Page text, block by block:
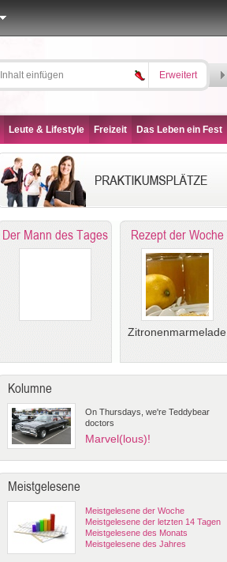
Erweitert
Leute & Lifestyle Freizeit Das Leben ein Fest
Der Mann des Tages Rezept der Woche
Zitronenmarmelade
Kolumne
On Thursdays, we're Teddybear
doctors
Marvel(lous)!
Meistgelesene
Meistgelesene der Woche
Meistgelesene der letzten 14 Tagen
Meistgelesene des Monats
Meistgelesene des Jahres